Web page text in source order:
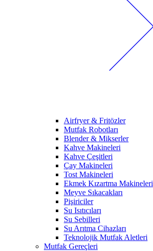
Airfryer & Fritözler
Mutfak Robotları
Blender & Mikserler
Kahve Makineleri
Kahve Çeşitleri
Çay Makineleri
Tost Makineleri
Ekmek Kızartma Makineleri
Meyve Sıkacakları
Pişiriciler
Su Isıtıcıları
Su Sebilleri
Su Arıtma Cihazları
Teknolojik Mutfak Aletleri
Mutfak Gereçleri